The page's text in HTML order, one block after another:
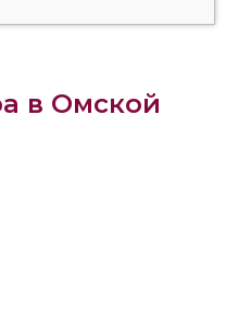
в Омской